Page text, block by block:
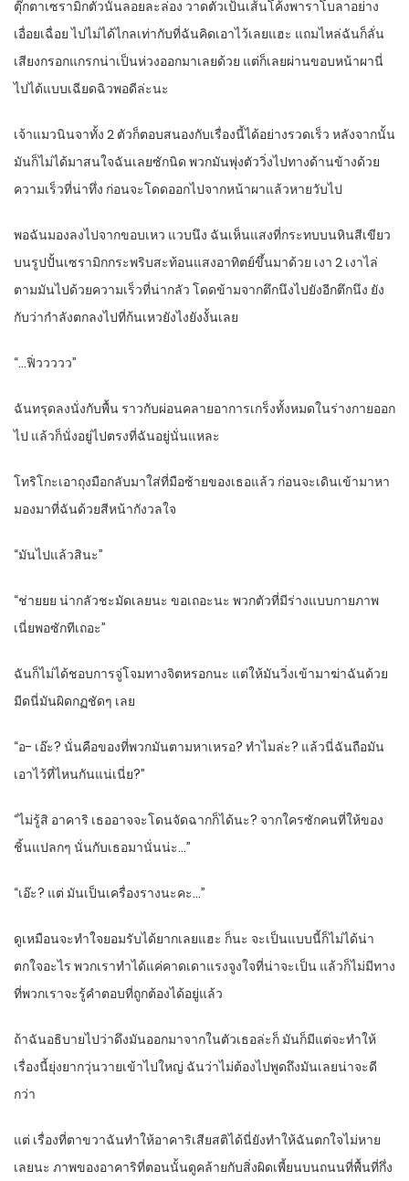
ตุ๊กตาเซรามิกตัวนั้นลอยละล่อง วาดตัวเป้นเส้นโค้งพาราโบลาอย่าง
เอื่อยเฉื่อย ไปไม่ได้ไกลเท่ากับที่ฉันคิดเอาไว้เลยแฮะ แถมไหล่ฉันก็ลั่น
เสียงกรอกแกรกน่าเป็นห่วงออกมาเลยด้วย แต่ก็เลยผ่านขอบหน้าผานี่
ไปได้แบบเฉียดฉิวพอดีล่ะนะ
เจ้าแมวนินจาทั้ง 2 ตัวก็ตอบสนองกับเรื่องนี้ได้อย่างรวดเร็ว หลังจากนั้น
มันก็ไม่ได้มาสนใจฉันเลยซักนิด พวกมันพุ่งตัววิ่งไปทางด้านข้างด้วย
ความเร็วที่น่าทึ่ง ก่อนจะโดดออกไปจากหน้าผาแล้วหายวับไป
พอฉันมองลงไปจากขอบเหว แวบนึง ฉันเห็นแสงที่กระทบบนหินสีเขียว
บนรูปปั้นเซรามิกกระพริบสะท้อนแสงอาทิตย์ขึ้นมาด้วย เงา 2 เงาไล่
ตามมันไปด้วยความเร็วที่น่ากลัว โดดข้ามจากตึกนึงไปยังอีกตึกนึง ยัง
กับว่ากำลังตกลงไปที่ก้นเหวยังไงยังงั้นเลย
“…ฟิ่ววววว”
ฉันทรุดลงนั่งกับพื้น ราวกับผ่อนคลายอาการเกร็งทั้งหมดในร่างกายออก
ไป แล้วก็นั่งอยู่ไปตรงที่ฉันอยู่นั่นแหละ
โทริโกะเอาถุงมือกลับมาใส่ที่มือซ้ายของเธอแล้ว ก่อนจะเดินเข้ามาหา
มองมาที่ฉันด้วยสีหน้ากังวลใจ
“มันไปแล้วสินะ”
“ช่ายยย น่ากลัวชะมัดเลยนะ ขอเถอะนะ พวกตัวที่มีร่างแบบกายภาพ
เนี่ยพอซักทีเถอะ”
ฉันก็ไม่ได้ชอบการจู่โจมทางจิตหรอกนะ แต่ให้มันวิ่งเข้ามาฆ่าฉันด้วย
มีดนี่มันผิดกฏชัดๆ เลย
“อ- เอ๊ะ? นั่นคือของที่พวกมันตามหาเหรอ? ทำไมล่ะ? แล้วนี่ฉันถือมัน
เอาไว้ที่ไหนกันแน่เนี่ย?”
“ไม่รู้สิ อาคาริ เธออาจจะโดนจัดฉากก็ได้นะ? จากใครซักคนที่ให้ของ
ชิ้นแปลกๆ นั่นกับเธอมานั่นน่ะ…”
“เอ๊ะ? แต่ มันเป็นเครื่องรางนะคะ…”
ดูเหมือนจะทำใจยอมรับได้ยากเลยแฮะ ก็นะ จะเป็นแบบนี้ก็ไม่ได้น่า
ตกใจอะไร พวกเราทำได้แค่คาดเดาแรงจูงใจที่น่าจะเป็น แล้วก็ไม่มีทาง
ที่พวกเราจะรู้คำตอบที่ถูกต้องได้อยู่แล้ว
ถ้าฉันอธิบายไปว่าดึงมันออกมาจากในตัวเธอล่ะก็ มันก็มีแต่จะทำให้
เรื่องนี้ยุ่งยากวุ่นวายเข้าไปใหญ่ ฉันว่าไม่ต้องไปพูดถึงมันเลยน่าจะดี
กว่า
แต่ เรื่องที่ตาขวาฉันทำให้อาคาริเสียสติได้นี่ยังทำให้ฉันตกใจไม่หาย
เลยนะ ภาพของอาคาริที่ตอนนั้นดูคล้ายกับสิ่งผิดเพี้ยนบนถนนที่พื้นที่กึ่ง